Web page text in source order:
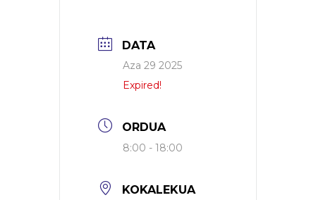
DATA
Aza 29 2025
Expired!
ORDUA
8:00 - 18:00
KOKALEKUA